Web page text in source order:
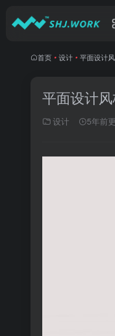
首页 • 设计 • 平面设计
平面设计
设计 5年前